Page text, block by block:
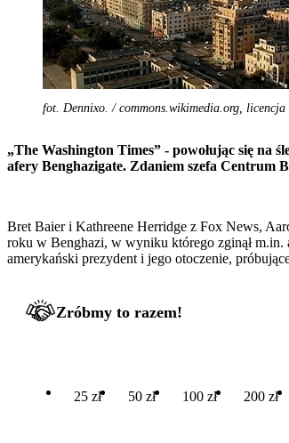
fot. Dennixo. / commons.wikimedia.org, licencja
„The Washington Times” - powołując się na
afery Benghazigate. Zdaniem szefa Centrum
Bret Baier i Kathreene Herridge z Fox News,
roku w Benghazi, w wyniku którego zginął m.in.
amerykański prezydent i jego otoczenie,
Zróbmy to razem!
25 zł 50 zł 100 zł 200 zł